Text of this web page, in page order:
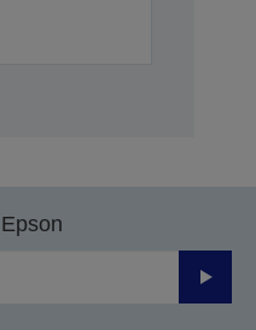
Enviar